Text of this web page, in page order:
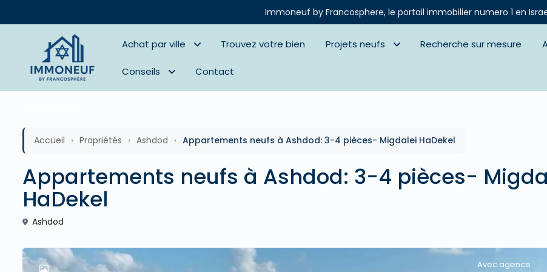
Immoneuf by Francosphere, le portail immobilier numero 1 en
Achat par ville Trouvez votre bien Projets neufs Recherche sur mesure
Conseils Contact
Accueil › Propriétés › Ashdod › Appartements neufs à Ashdod: 3-4 pièces- Migdalei HaDekel
Appartements neufs à Ashdod: 3-4 pièces-
HaDekel
Ashdod
Avec agence